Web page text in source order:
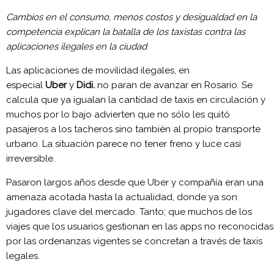
Cambios en el consumo, menos costos y desigualdad en la
competencia explican la batalla de los taxistas contra las
aplicaciones ilegales en la ciudad
Las aplicaciones de movilidad ilegales, en
especial Ubery Didi. no paran de avanzar en Rosario. Se
calcula que ya igualan la cantidad de taxis en circulación y
muchos por lo bajo advierten que no sólo les quitó
pasajeros a los tacheros sino también al propio transporte
urbano. La situación parece no tener freno y luce casi
irreversible.
Pasaron largos años desde que Uber y compañía eran una
amenaza acotada hasta la actualidad, donde ya son
jugadores clave del mercado. Tanto; que muchos de los
viajes que los usuarios gestionan en las apps no reconocidas
por las ordenanzas vigentes se concretan a través de taxis
legales.